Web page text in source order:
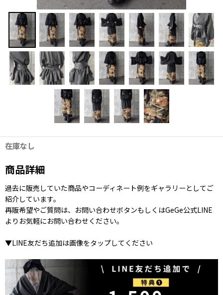
在庫なし
商品詳細
過去に販売していた商品やコーディネート例をギャラリーとしてご
紹介しています。
再販希望やご質問は、お問い合わせボタンもしくはGeGe公式LINE
よりお気軽にお問い合わせください。
▼LINE友だち追加は画像をタップしてください